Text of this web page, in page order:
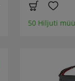
50 Hiljuti